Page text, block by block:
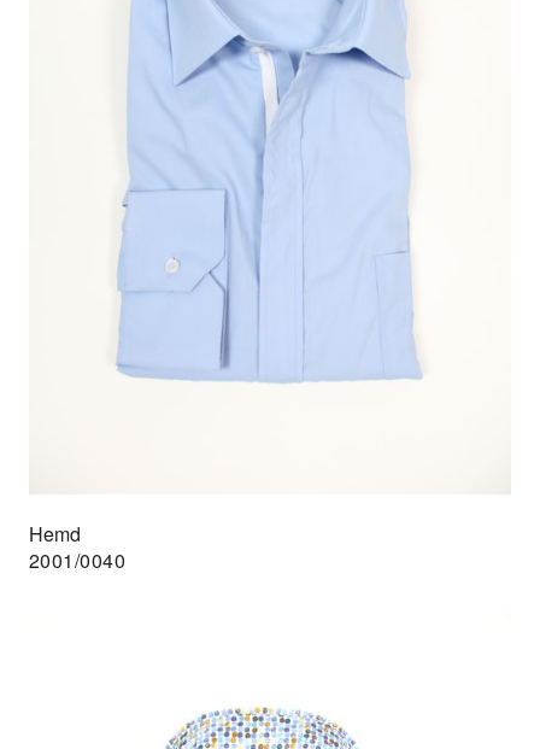
Hemd
2001/0040